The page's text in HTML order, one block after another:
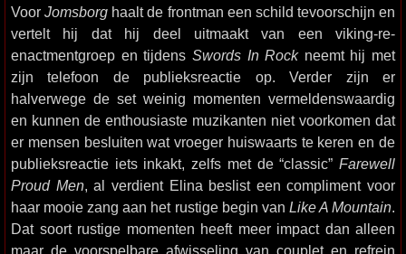
VoorJomsborg haalt de frontman een schild tevoorschijn en
vertelt hij dat hij deel uitmaakt van een viking-re-
enactmentgroep en tijdens Swords In Rockneemt hij met
zijn telefoon de publieksreactie op. Verder zijn er
halverwege de set weinig momenten vermeldenswaardig
en kunnen de enthousiaste muzikanten niet voorkomen dat
er mensen besluiten wat vroeger huiswaarts te keren en de
publieksreactie iets inkakt, zelfs met de “classic” Farewell
Proud Men, al verdient Elina beslist een compliment voor
haar mooie zang aan het rustige begin van Like A Mountain.
Dat soort rustige momenten heeft meer impact dan alleen
maar de voorspelbare afwisseling van couplet en refrein